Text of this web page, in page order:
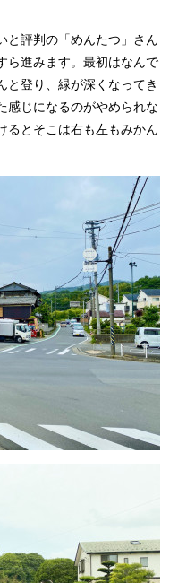
と評判の「めんたつ」さん
ら進みます。最初はなんで
と登り、緑が深くなってき
感じになるのがやめられな
るとそこは右も左もみかん